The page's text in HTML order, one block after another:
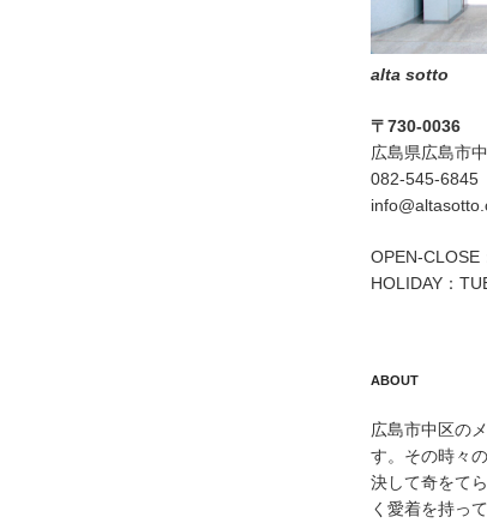
alta sotto
〒730-0036
広島県広島市
082-545-6845
OPEN-CLOSE
HOLIDAY：
ABOUT
広島市中区の
す。その時々
決して奇をて
く愛着を持っ